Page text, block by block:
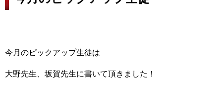
今月のピックアップ生徒は
大野先生、坂賀先生に書いて頂きました！